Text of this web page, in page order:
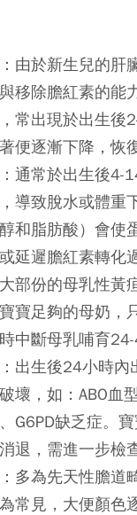
由於新生兒的肝
移除膽紅素的能
常出現於出生後
便逐漸下降，恢
通常於出生後4-
導致脫水或體重
和脂肪酸）會使
延遲膽紅素轉化
部份的母乳性黃
寶足夠的母奶，
中斷母乳哺育24-
出生後24小時內
壞，如：ABO血
G6PD缺乏症。
退，需進一步檢
多為先天性膽道
常見，大便顏色